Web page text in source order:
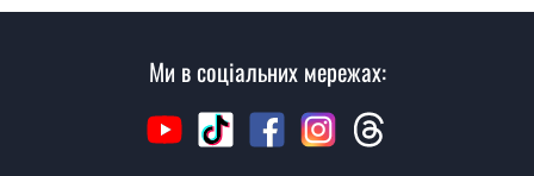
Ви робите установку дверних
Ми в соціальних мережах: